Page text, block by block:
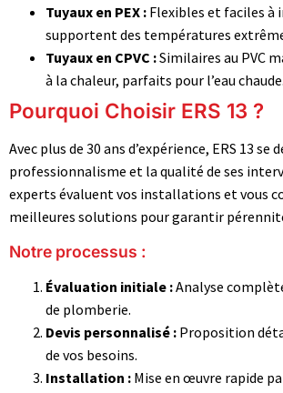
Tuyaux en PEX : Flexibles et faciles à
supportent des températures
Tuyaux en CPVC :Similaires au PVC
à la chaleur, parfaits pour l’eau chaude.
Pourquoi Choisir ERS 13 ?
Avec plus de 30 ans d’expérience, ERS 13 se
professionnalisme et la qualité de ses
experts évaluent vos installations et vous
meilleures solutions pour garantir
Notre processus :
Évaluation initiale :Analyse
de plomberie.
Devis personnalisé : Proposition
de vos besoins.
Installation : Mise en œuvre rapide